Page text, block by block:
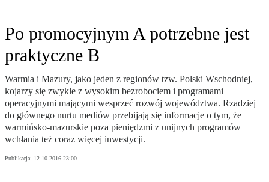
Po promocyjnym A potrzebne jest
praktyczne B
Warmia i Mazury, jako jeden z regionów tzw. Polski Wschodniej,
kojarzy się zwykle z wysokim bezrobociem i programami
operacyjnymi mającymi wesprzeć rozwój województwa. Rzadziej
do głównego nurtu mediów przebijają się informacje o tym, że
warmińsko-mazurskie poza pieniędzmi z unijnych programów
wchłania też coraz więcej inwestycji.
Publikacja: 12.10.2016 23:00